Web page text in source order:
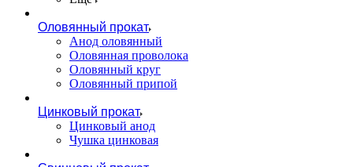
Оловянный прокат
Анод оловянный
Оловянная проволока
Оловянный круг
Оловянный припой
Цинковый прокат
Цинковый анод
Чушка цинковая